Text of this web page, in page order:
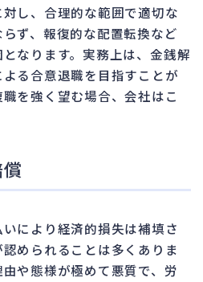
し、合理的な範囲で適切な
ず、報復的な配置転換など
なります。実務上は、金銭解
る合意退職を目指すことが
を強く望む場合、会社はこ
により経済的損失は補填さ
められることは多くありま
や態様が極めて悪質で、労